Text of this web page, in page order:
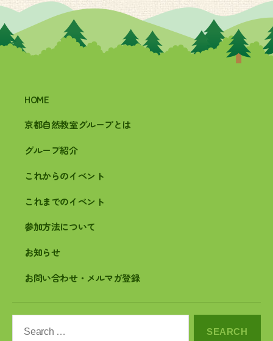
HOME
京都自然教室グループとは
グループ紹介
これからのイベント
これまでのイベント
参加方法について
お知らせ
お問い合わせ・メルマガ登録